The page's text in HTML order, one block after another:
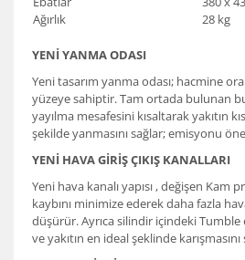
Ağırlık
28 kg
YENİ YANMA ODASI
Yeni tasarım yanma odası; hacmine
yüzeye sahiptir. Tam ortada bulunan
yayılma mesafesini kısaltarak yakıtın
şekilde yanmasını sağlar; emisyonu
YENİ HAVA GİRİŞ ÇIKIŞ KANALLARI
Yeni hava kanalı yapısı , değişen Kam
kaybını minimize ederek daha fazla
düşürür. Ayrıca silindir içindeki Tumble
ve yakıtın en ideal şeklinde karışmasını